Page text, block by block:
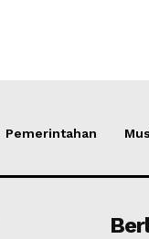
Pemerintahan